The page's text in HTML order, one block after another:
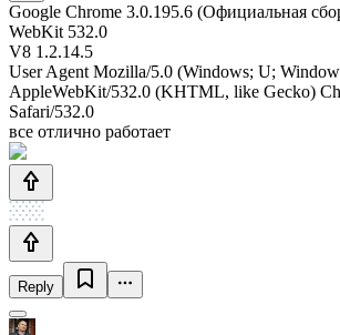
Google Chrome 3.0.195.6 (Официальная
WebKit 532.0
V8 1.2.14.5
User Agent Mozilla/5.0 (Windows; U;
AppleWebKit/532.0 (KHTML, like Gecko)
Safari/532.0
все отлично работает
Reply